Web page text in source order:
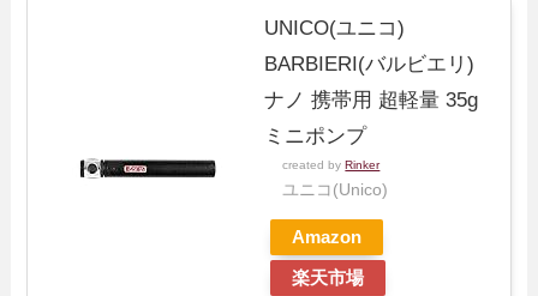
UNICO(ユニコ)
BARBIERI(バルビエリ)
ナノ 携帯用 超軽量 35g
ミニポンプ
created byRinker
ユニコ(Unico)
Amazon
楽天市場